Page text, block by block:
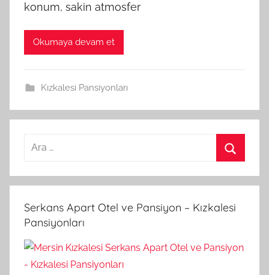
konum, sakin atmosfer
Okumaya devam et
Kızkalesi Pansiyonları
a
a
:
r
a
Serkans Apart Otel ve Pansiyon – Kızkalesi
Pansiyonları